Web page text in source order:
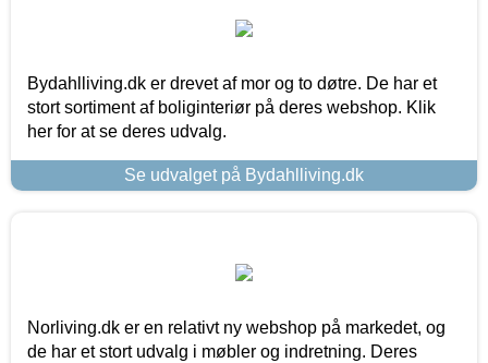
Bydahlliving.dk er drevet af mor og to døtre. De har et
stort sortiment af boliginteriør på deres webshop. Klik
her for at se deres udvalg.
Se udvalget på Bydahlliving.dk
Norliving.dk er en relativt ny webshop på markedet, og
de har et stort udvalg i møbler og indretning. Deres